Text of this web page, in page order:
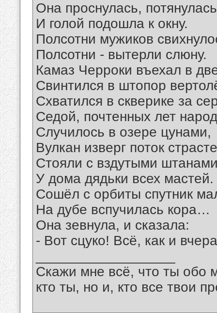
Она проснулась,
И голой подошла к окну.
Полсотни мужиков
Полсотни - вытерли слюну.
Камаз Черроки въехал в
Свинтился в штопор
Схватился в скверике за
Седой, почтенных лет
Случилось в озере цунами,
Вулкан изверг поток
Стояли с вздутыми
У дома дядьки всех мастей.
Сошёл с орбиты спутник
На дубе вспучилась кора…
Она зевнула, и сказала:
- Вот сцуко! Всё, как и
Скажи мне всё, что ты обо
кто ты, но и, кто все твои